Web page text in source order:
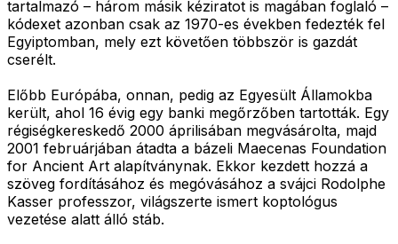
tartalmazó – három másik kéziratot is magában foglaló –
kódexet azonban csak az 1970-es években fedezték fel
Egyiptomban, mely ezt követően többször is gazdát
cserélt.
Előbb Európába, onnan, pedig az Egyesült Államokba
került, ahol 16 évig egy banki megőrzőben tartották. Egy
régiségkereskedő 2000 áprilisában megvásárolta, majd
2001 februárjában átadta a bázeli Maecenas Foundation
for Ancient Art alapítványnak. Ekkor kezdett hozzá a
szöveg fordításához és megóvásához a svájci Rodolphe
Kasser professzor, világszerte ismert koptológus
vezetése alatt álló stáb.